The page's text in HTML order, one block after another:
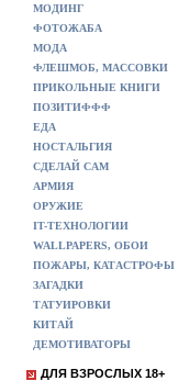
МОДИНГ
ФОТОЖАБА
МОДА
ФЛЕШМОБ, МАССОВКИ
ПРИКОЛЬНЫЕ КНИГИ
ПОЗИТИФФФ
ЕДА
НОСТАЛЬГИЯ
СДЕЛАЙ САМ
АРМИЯ
ОРУЖИЕ
IT-ТЕХНОЛОГИИ
WALLPAPERS, ОБОИ
ПОЖАРЫ, КАТАСТРОФЫ
ЗАГАДКИ
ТАТУИРОВКИ
КИТАЙ
ДЕМОТИВАТОРЫ
ДЛЯ ВЗРОСЛЫХ 18+